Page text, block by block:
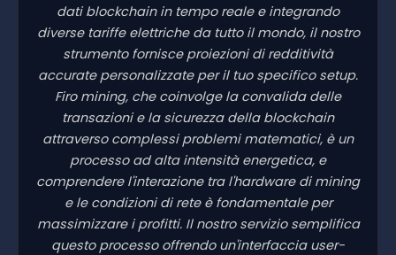
dati blockchain in tempo reale e integrando
diverse tariffe elettriche da tutto il mondo, il nostro
strumento fornisce proiezioni di redditività
accurate personalizzate per il tuo specifico setup.
Firo mining, che coinvolge la convalida delle
transazioni e la sicurezza della blockchain
attraverso complessi problemi matematici, è un
processo ad alta intensità energetica, e
comprendere l'interazione tra l'hardware di mining
e le condizioni di rete è fondamentale per
massimizzare i profitti. Il nostro servizio semplifica
questo processo offrendo un'interfaccia user-